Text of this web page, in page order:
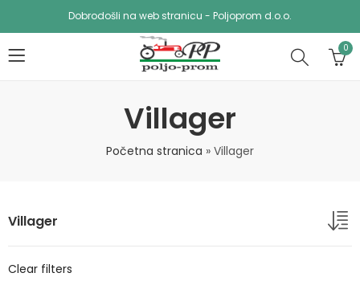
Dobrodošli na web stranicu - Poljoprom d.o.o.
0
Villager
Početna stranica » Villager
Villager
Clear filters